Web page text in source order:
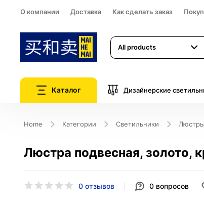
О компании Доставка Как сделать заказ
All products
Каталог Дизайнерские
Home Категории Светильники Люстры
Люстра подвесная, золото,
0 отзывов 0 вопросов